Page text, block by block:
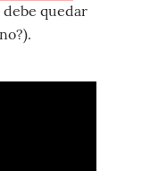
quedar